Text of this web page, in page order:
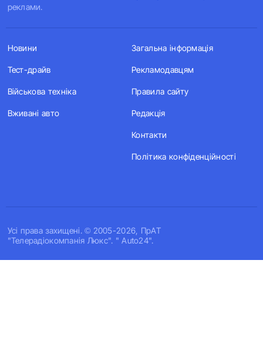
реклами.
Усi права захищенi. © 2005-2026, ПрАТ
"Телерадіокомпанія Люкс". " Auto24".
Новини
Тест-драйв
Військова техніка
Вживані авто
Загальна інформація
Рекламодавцям
Правила сайту
Редакція
Контакти
Політика конфіденційності